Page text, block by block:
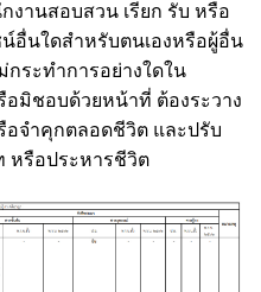
านสอบสวน เรียก รับ หรือ
อื่นใดสำหรับตนเองหรือผู้อื่น
ระทำการอย่างใดใน
มิชอบด้วยหน้าที่ ต้องระวาง
จำคุกตลอดชีวิต และปรับ
หรือประหารชีวิต